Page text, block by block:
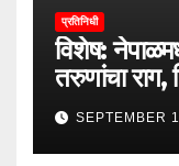
प्रतिनिधी
विशेष:
तरुणांचा राग,
सल्ला.
SEPTEMBER